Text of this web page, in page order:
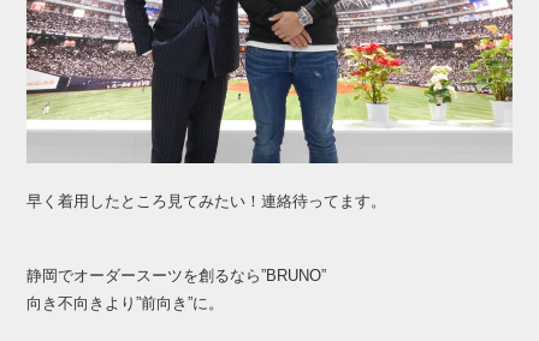
早く着用したところ見てみたい！連絡待ってます。
静岡でオーダースーツを創るなら”BRUNO”
向き不向きより”前向き”に。